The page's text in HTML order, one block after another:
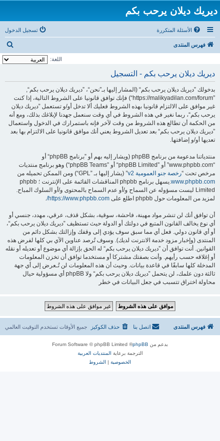
ديريك ديلان يرحب بكم
الأسئلة المتكررة تسجيل الدخول
فهرس المنتدى
ح
اللغة:
ديريك ديلان يرحب بكم - التسجيل
بدخولك ”ديريك ديلان يرحب بكم“ (المشار إليها بـ”نحن“، ”ديريك ديلان يرحب بكم“,
”https://malikyadilan.com/forum“) فإنك توافق قانونيا على الشروط التالية، إذا كنت
غير موافق على الالتزام قانونيا بهذه الشروط فعليك ألا تدخل أو/و تستعمل ”ديريك ديلان
يرحب بكم“، ربما نغير في هذه الشروط في أي وقت سنعمل جهدنا لإبلاغك بذلك، ومع أنه
من الحكمة أن تطالع هذه الشروط من وقت لآخر فإنه باستمرارك في الدخول واستعمال
”ديريك ديلان يرحب بكم“ بعد تعديل الشروط يعني أنك موافق قانونيا على الالتزام بها بعد
تعديها أو/و إضافتها.
منتدياتنا مدعومة من برنامج phpBB (ويشار إليه بهم أو ”برنامج phpBB“ أو
“www.phpbb.com” أو ”phpBB Limited“ أو ”phpBB Teams“) وهو برنامج منتديات
مرخص تحت “رخصة جنو العمومية v2
” (يشار إليها بـ ”GPL“) ومن الممكن تحميله من
www.phpbb.com
.يسهل برنامج phpbb المناقشات القائمة على الإنترنت ؛ phpbb
Limited ليست مسؤوله عن السماح و/أو عدم السماح بالمحتوى و/أو السلوك المباح.
لمزيد من المعلومات حول phpbb اطلع على
https://www.phpbb.com/
.
أن توافق أنك لن تنشر مواد مهينة، فاحشة، سوقية، بشكل قذف، عرقي، مهدد، جنسي أو
أي نوع يخالف القانون المتبع في دولتك أو الدولة حيث تستظيف ”ديريك ديلان يرحب بكم“،
أو أي قانون دولي. فعل أي مما سبق سوف يؤدي إلى وقفك وإزالتك بشكل دائم من
المنتدى (وإخبار مزود خدمة الانترنت لديك). وسوف تُرصد عناوين الآي بي كلها لفرض هذه
القوانين. أنت توافق أن ”ديريك ديلان يرحب بكم“ له الحق بإزالة أي موضوع أو تعديله أو نقله
أو إغلاقه حسب رأيهم. وأنت بصفتك مشتركا أو مستخدما توافق أن تخزن المعلومات
المدخلة كلها سابقًا في قاعدة بيانات. وحيث أن هذه المعلومات لن تُـعرض إلى أي جهة
ثالثة دون علمك، لن يتحمل ”ديريك ديلان يرحب بكم“ ولا phpBB أي مسؤولية حيال
محاولة اختراق تتسبب في جعل البيانات في خطر
فهرس المنتدى جميع الأوقات تستخدم التوقيت العالمي حذف الكوكيز اتصل بنا
بدعم من phpBB
® Forum Software © phpBB Limited
الترجمة برعاية المنتديات العربية
الخصوصية | الشروط